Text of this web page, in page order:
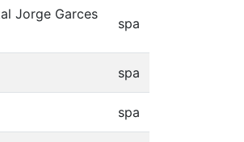
Jorge Garces
spa
spa
spa